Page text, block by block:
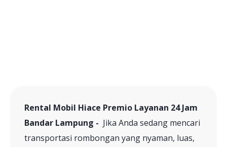
Rental Mobil Hiace Premio Layanan 24 Jam
Bandar Lampung - Jika Anda sedang mencari
transportasi rombongan yang nyaman, luas,